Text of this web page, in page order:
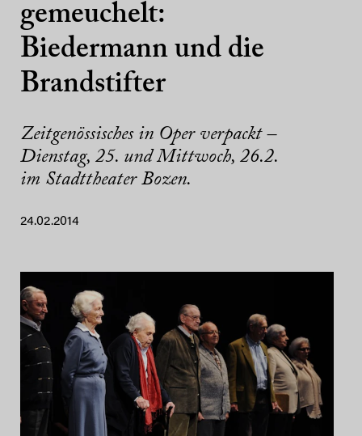
gemeuchelt:
Biedermann und die
Brandstifter
Zeitgenössisches in Oper verpackt –
Dienstag, 25. und Mittwoch, 26.2.
im Stadttheater Bozen.
24.02.2014